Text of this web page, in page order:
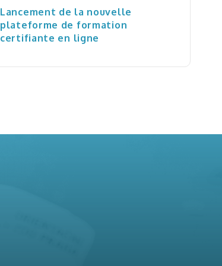
Lancement de la nouvelle
plateforme de formation
certifiante en ligne